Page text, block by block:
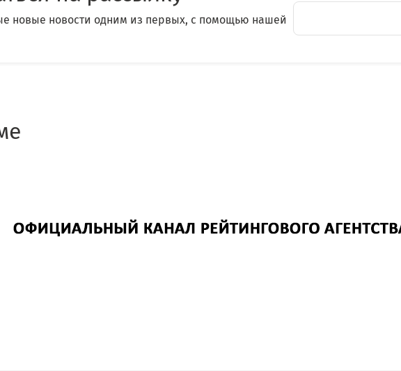
новые новости одним из первых, с помощью нашей